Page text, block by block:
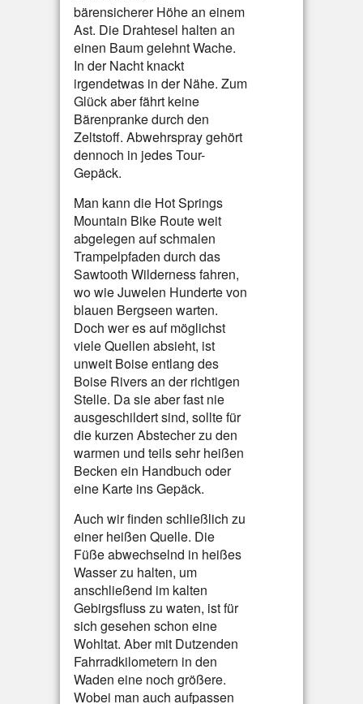
bärensicherer Höhe an einem
Ast. Die Drahtesel halten an
einen Baum gelehnt Wache.
In der Nacht knackt
irgendetwas in der Nähe. Zum
Glück aber fährt keine
Bärenpranke durch den
Zeltstoff. Abwehrspray gehört
dennoch in jedes Tour-
Gepäck.
Man kann die Hot Springs
Mountain Bike Route weit
abgelegen auf schmalen
Trampelpfaden durch das
Sawtooth Wilderness fahren,
wo wie Juwelen Hunderte von
blauen Bergseen warten.
Doch wer es auf möglichst
viele Quellen absieht, ist
unweit Boise entlang des
Boise Rivers an der richtigen
Stelle. Da sie aber fast nie
ausgeschildert sind, sollte für
die kurzen Abstecher zu den
warmen und teils sehr heißen
Becken ein Handbuch oder
eine Karte ins Gepäck.
Auch wir finden schließlich zu
einer heißen Quelle. Die
Füße abwechselnd in heißes
Wasser zu halten, um
anschließend im kalten
Gebirgsfluss zu waten, ist für
sich gesehen schon eine
Wohltat. Aber mit Dutzenden
Fahrradkilometern in den
Waden eine noch größere.
Wobei man auch aufpassen